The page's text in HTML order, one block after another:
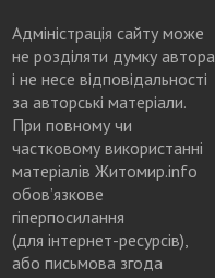
Адміністрація сайту може
не розділяти думку автора
і не несе відповідальності
за авторські матеріали.
При повному чи
частковому використанні
матеріалів Житомир.info
обов’язкове
гіперпосилання
(для інтернет-ресурсів),
або письмова згода